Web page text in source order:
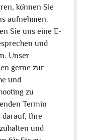
können Sie
aufnehmen.
Sie uns eine E-
und
Unser
gerne zur
und
zu
Termin
Ihre
und